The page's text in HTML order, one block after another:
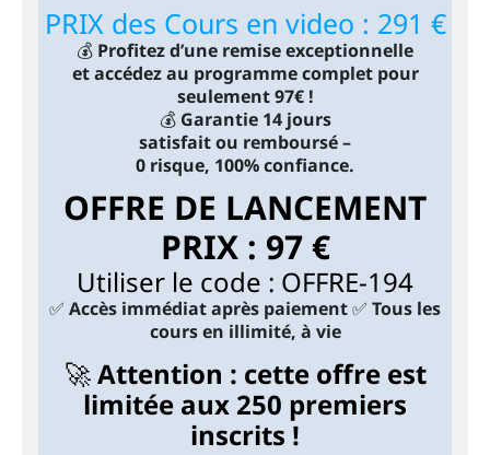
PRIX des Cours en video : 291 €
💰 Profitez d’une remise exceptionnelle
et accédez au programme complet pour
seulement 97€ !
💰 Garantie 14 jours
satisfait ou remboursé –
0 risque, 100% confiance.
OFFRE DE LANCEMENT
PRIX : 97 €
Utiliser le code : OFFRE-194
✅ Accès immédiat après paiement✅ Tous les
cours en illimité, à vie
🚀Attention : cette offre est
limitée aux 250 premiers
inscrits !